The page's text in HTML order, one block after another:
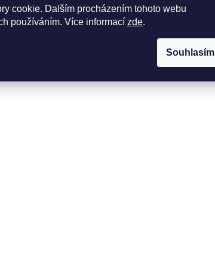
cookie. Dalším procházením tohoto webu
používáním. Více informací zde.
Souhlasím